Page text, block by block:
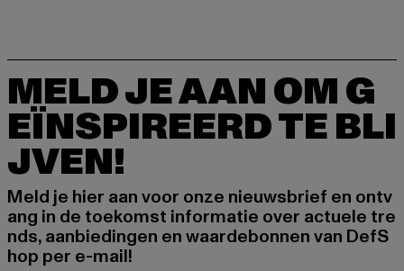
MELD JE AAN OM G
EÏNSPIREERD TE BLI
JVEN!
Meld je hier aan voor onze nieuwsbrief en ontv
ang in de toekomst informatie over actuele tre
nds, aanbiedingen en waardebonnen van DefS
hop per e-mail!